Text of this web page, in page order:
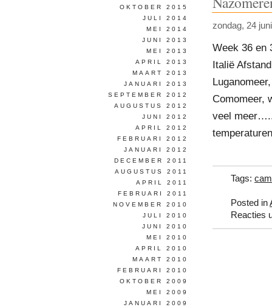
zondag, 24
Week 36 en
Italië
Comomeer,
veel
Tags:
Posted in
Reacties
OKTOBER 2015
JULI 2014
MEI 2014
JUNI 2013
MEI 2013
APRIL 2013
MAART 2013
JANUARI 2013
SEPTEMBER 2012
AUGUSTUS 2012
JUNI 2012
APRIL 2012
FEBRUARI 2012
JANUARI 2012
DECEMBER 2011
AUGUSTUS 2011
APRIL 2011
FEBRUARI 2011
NOVEMBER 2010
JULI 2010
JUNI 2010
MEI 2010
APRIL 2010
MAART 2010
FEBRUARI 2010
OKTOBER 2009
MEI 2009
JANUARI 2009